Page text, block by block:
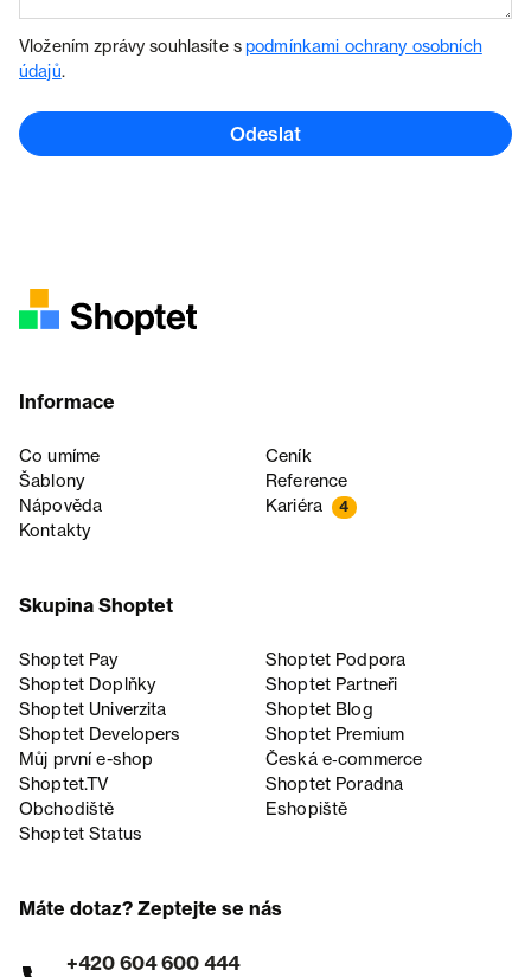
Vložením zprávy souhlasíte spodmínkami ochrany osobních
údajů.
Odeslat
Informace
Co umíme
Ceník
Šablony
Reference
Nápověda
Kariéra 4
Kontakty
Skupina Shoptet
Shoptet Pay
Shoptet Podpora
Shoptet Doplňky
Shoptet Partneři
Shoptet Univerzita
Shoptet Blog
Shoptet Developers
Shoptet Premium
Můj první e-shop
Česká e‑commerce
Shoptet.TV
Shoptet Poradna
Obchodiště
Eshopiště
Shoptet Status
Máte dotaz? Zeptejte se nás
+420 604 600 444